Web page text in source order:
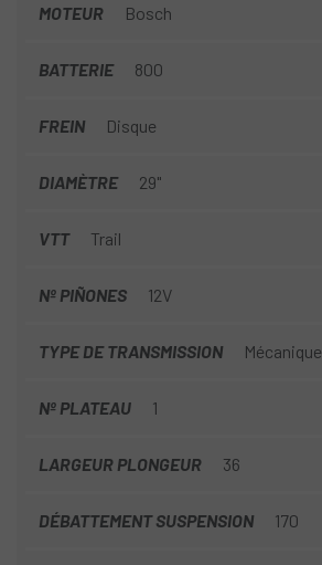
MOTEUR Bosch
BATTERIE 800
FREIN Disque
DIAMÈTRE 29"
VTT Trail
Nº PIÑONES 12V
TYPE DE TRANSMISSION Mécanique
Nº PLATEAU 1
LARGEUR PLONGEUR 36
DÉBATTEMENT SUSPENSION 170